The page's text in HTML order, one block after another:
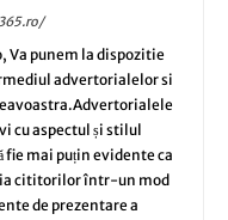
punem la dispozitie
advertorialelor si
cu aspectul și stilul
fie mai puțin evidente ca
cititorilor într-un mod
de prezentare a